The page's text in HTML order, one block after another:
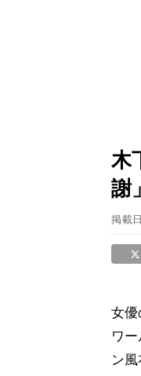
木
謝」
掲載日
女優
ワ
ン